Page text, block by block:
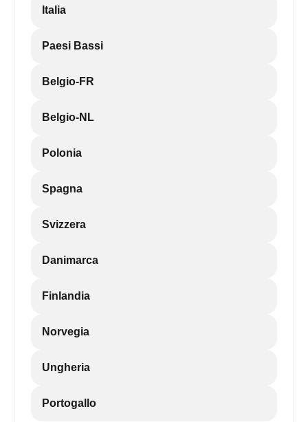
Italia
Paesi Bassi
Belgio-FR
Belgio-NL
Polonia
Spagna
Svizzera
Danimarca
Finlandia
Norvegia
Ungheria
Portogallo